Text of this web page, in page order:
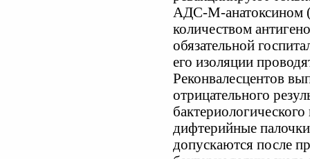
АДС-М-анатоксином
количеством
обязательной
его изоляции
Реконвалесцентов
отрицательного
дифтерийные
допускаются после